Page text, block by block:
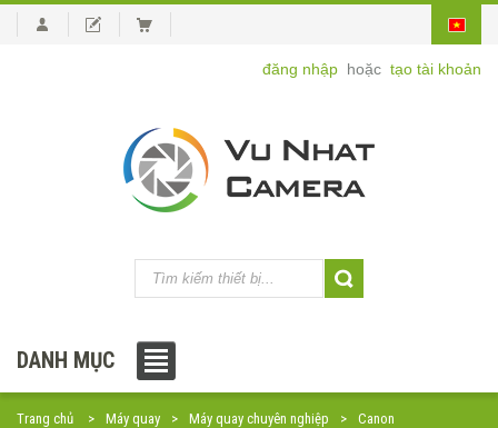
đăng nhập hoặc tạo tài khoản
DANH MỤC
Trang chủ Máy quay Máy quay chuyên nghiệp
Canon